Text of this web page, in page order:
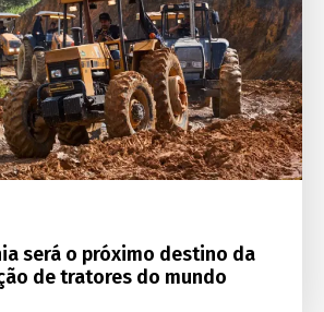
será o próximo destino da
de tratores do mundo